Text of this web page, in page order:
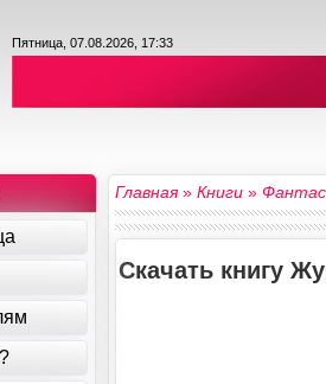
Пятница, 07.08.2026, 17:33
Главная»Книги »
Скачать книгу